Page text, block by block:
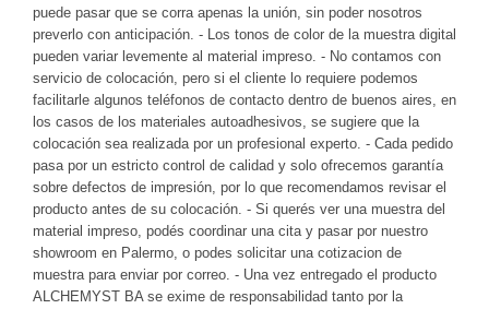
puede pasar que se corra apenas la unión, sin poder nosotros
preverlo con anticipación. - Los tonos de color de la muestra digital
pueden variar levemente al material impreso. - No contamos con
servicio de colocación, pero si el cliente lo requiere podemos
facilitarle algunos teléfonos de contacto dentro de buenos aires, en
los casos de los materiales autoadhesivos, se sugiere que la
colocación sea realizada por un profesional experto. - Cada pedido
pasa por un estricto control de calidad y solo ofrecemos garantía
sobre defectos de impresión, por lo que recomendamos revisar el
producto antes de su colocación. - Si querés ver una muestra del
material impreso, podés coordinar una cita y pasar por nuestro
showroom en Palermo, o podes solicitar una cotizacion de
muestra para enviar por correo. - Una vez entregado el producto
ALCHEMYST BA se exime de responsabilidad tanto por la